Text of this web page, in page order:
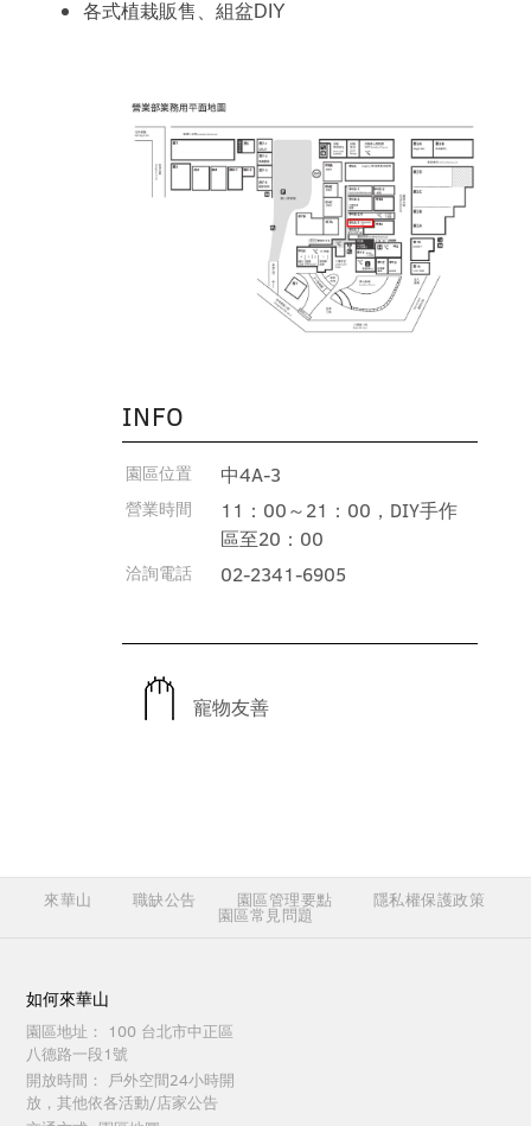
各式植栽販售、組盆DIY
INFO
園區位置 中4A-3
營業時間
11：00～21：00，DIY手作
區至20：00
洽詢電話 02-2341-6905
寵物友善
來華山 職缺公告 園區管理要點 隱私權保護政策
園區常見問題
如何來華山
園區地址：
100 台北市中正區
八德路一段1號
開放時間：
戶外空間24小時開
放，其他依各活動/店家公告